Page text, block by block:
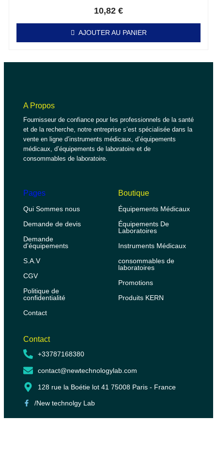
10,82 €
AJOUTER AU PANIER
A Propos
Fournisseur de confiance pour les professionnels de la santé
et de la recherche, notre entreprise s’est spécialisée dans la
vente en ligne d’instruments médicaux, d’équipements
médicaux, d’équipements de laboratoire et de
consommables de laboratoire.
Pages
Qui Sommes nous
Demande de devis
Demande
d'équipements
S.A.V
CGV
Politique de
confidentialité
Contact
Boutique
Équipements Médicaux
Équipements De
Laboratoires
Instruments Médicaux
consommables de
laboratoires
Promotions
Produits KERN
Contact
+33787168380
contact@newtechnologylab.com
128 rue la Boétie lot 41 75008 Paris - France
/New technolgy Lab